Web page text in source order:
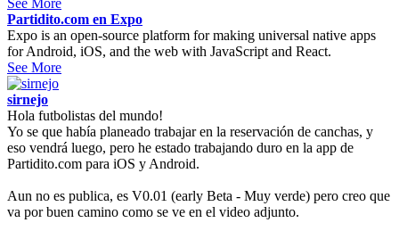
Partidito.com en Expo
Expo is an open-source platform for making universal native apps
for Android, iOS, and the web with JavaScript and React.
See More
sirnejo
Hola futbolistas del mundo!
Yo se que había planeado trabajar en la reservación de canchas, y
eso vendrá luego, pero he estado trabajando duro en la app de
Partidito.com para iOS y Android.
Aun no es publica, es V0.01 (early Beta - Muy verde) pero creo que
va por buen camino como se ve en el video adjunto.